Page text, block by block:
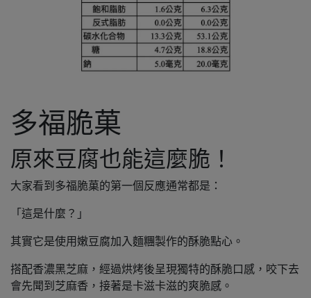
多福脆菓
原來豆腐也能這麼脆！
大家看到多福脆菓的第一個反應通常都是：
「這是什麼？」
其實它是使用嫩豆腐加入麵糰製作的酥脆點心。
搭配香濃黑芝麻，經過烘烤後呈現獨特的酥脆口感，咬下去
會先聞到芝麻香，接著是卡滋卡滋的爽脆感。